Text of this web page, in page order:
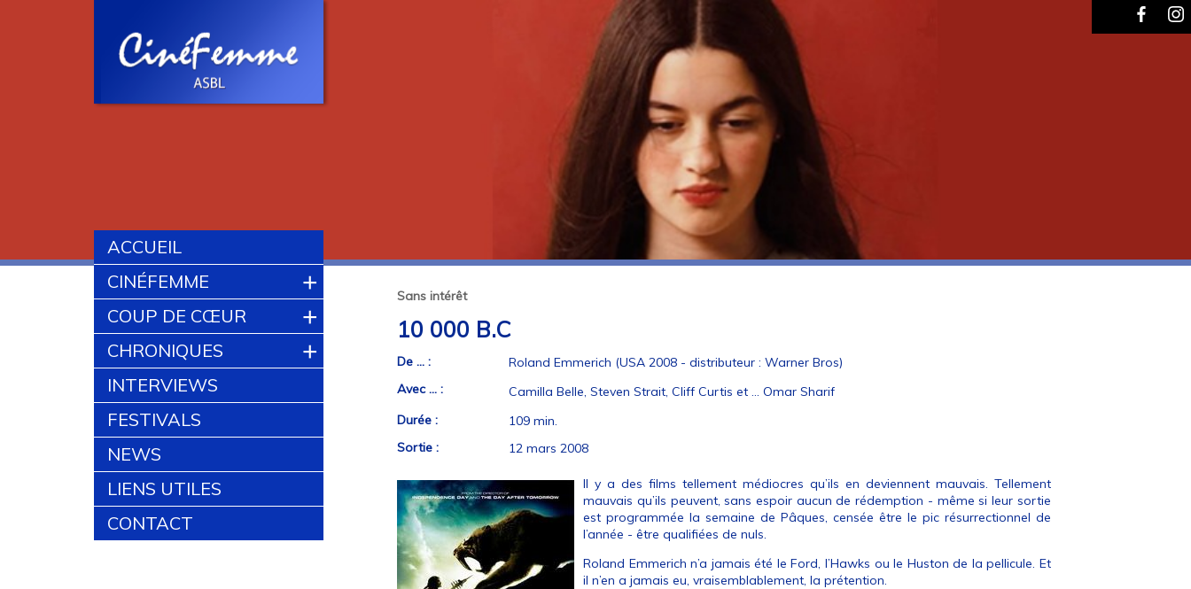
ACCUEIL
CINÉFEMME
+
COUP DE CŒUR +
CHRONIQUES +
INTERVIEWS
FESTIVALS
NEWS
LIENS UTILES
CONTACT
Sans intérêt
10 000 B.C
De ... :
Roland Emmerich (USA 2008 - distributeur : Warner Bros)
Avec ... :
Camilla Belle, Steven Strait, Cliff Curtis et ... Omar Sharif
Durée :
109 min.
Sortie :
12 mars 2008
Il y a des films tellement médiocres qu’ils en deviennent mauvais. Tellement
mauvais qu’ils peuvent, sans espoir aucun de rédemption - même si leur sortie
est programmée la semaine de Pâques, censée être le pic résurrectionnel de
l’année - être qualifiées de nuls.
Roland Emmerich n’a jamais été le Ford, l’Hawks ou le Huston de la pellicule. Et
il n’en a jamais eu, vraisemblablement, la prétention.